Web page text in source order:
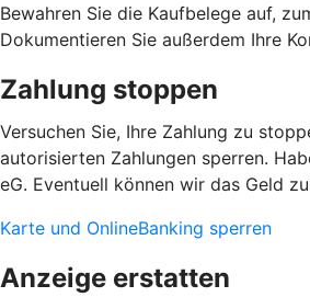
Bewahren Sie die Kaufbelege auf,
Dokumentieren Sie außerdem Ihre
Zahlung stoppen
Versuchen Sie, Ihre Zahlung zu
autorisierten Zahlungen sperren.
eG. Eventuell können wir das Geld
Karte und OnlineBanking sperren
Anzeige erstatten